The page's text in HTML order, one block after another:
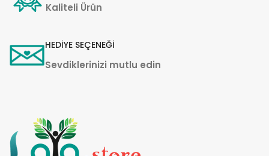
Kaliteli Ürün
HEDİYE SEÇENEĞİ
Sevdiklerinizi mutlu edin